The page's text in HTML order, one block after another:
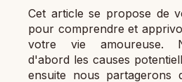
Cet article se propose de
pour comprendre et
votre vie amoureuse.
d'abord les causes
ensuite nous partagerons